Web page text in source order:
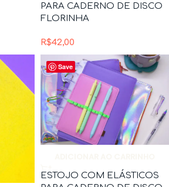
PARA CADERNO DE DISCO
FLORINHA
R$42,00
Save
ESTOJO COM ELÁSTICOS